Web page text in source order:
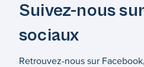
Suivez-nous
sociaux
Retrouvez-nous sur